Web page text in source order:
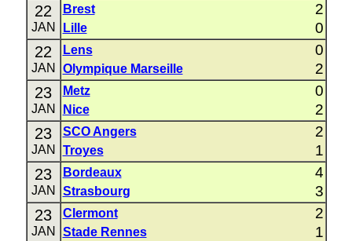
22
JAN
Brest 2
Lille 0
22
JAN
Lens 0
Olympique Marseille 2
23
JAN
Metz 0
Nice 2
23
JAN
SCO Angers 2
Troyes 1
23
JAN
Bordeaux 4
Strasbourg 3
23
JAN
Clermont 2
Stade Rennes 1